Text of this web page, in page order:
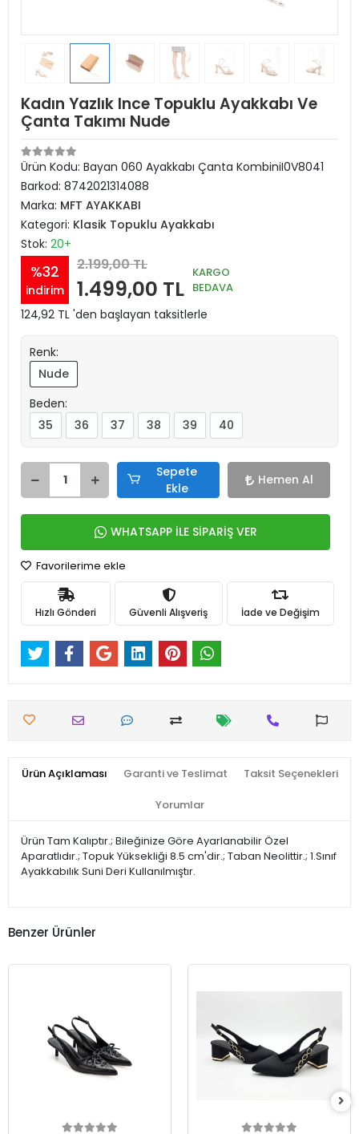
Kadın Yazlık Ince Topuklu Ayakkabı Ve
Çanta Takımı Nude
Ürün Kodu: Bayan 060 Ayakkabı Çanta KombiniI0V8041
Barkod: 8742021314088
Marka: MFT AYAKKABI
Kategori: Klasik Topuklu Ayakkabı
Stok: 20+
%32
indirim
2.199,00 TL
1.499,00 TL
KARGO
BEDAVA
124,92 TL 'den başlayan taksitlerle
Renk:
Nude
Beden:
35
36 37 38 39 40
Sepete
Ekle
Hemen Al
WHATSAPP İLE SİPARİŞ VER
Favorilerime ekle
Hızlı Gönderi Güvenli Alışveriş İade ve Değişim
Ürün Açıklaması Garanti ve Teslimat Taksit Seçenekleri
Yorumlar
Ürün Tam Kalıptır.; Bileğinize Göre Ayarlanabilir Özel
Aparatlıdır.; Topuk Yüksekliği 8.5 cm'dir.; Taban Neolittir.; 1.Sınıf
Ayakkabılık Suni Deri Kullanılmıştır.
Benzer Ürünler